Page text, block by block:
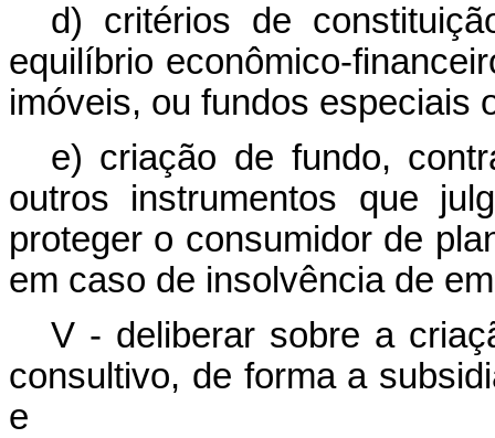
d) critérios de
equilíbrio econômico-
imóveis, ou fundos especiais
e) criação de fundo,
outros instrumentos que
proteger o consumidor de
em caso de insolvência de
V - deliberar sobre a
consultivo, de forma a
e